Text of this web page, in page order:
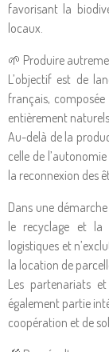
favorisant la
locaux.
🌱 Produire
L’objectif est de
français,
entièrement
Au-delà de la
celle de
la reconnexion des
Dans une
le recyclage et la
logistiques et
la location de
Les partenariats
également partie
coopération et de